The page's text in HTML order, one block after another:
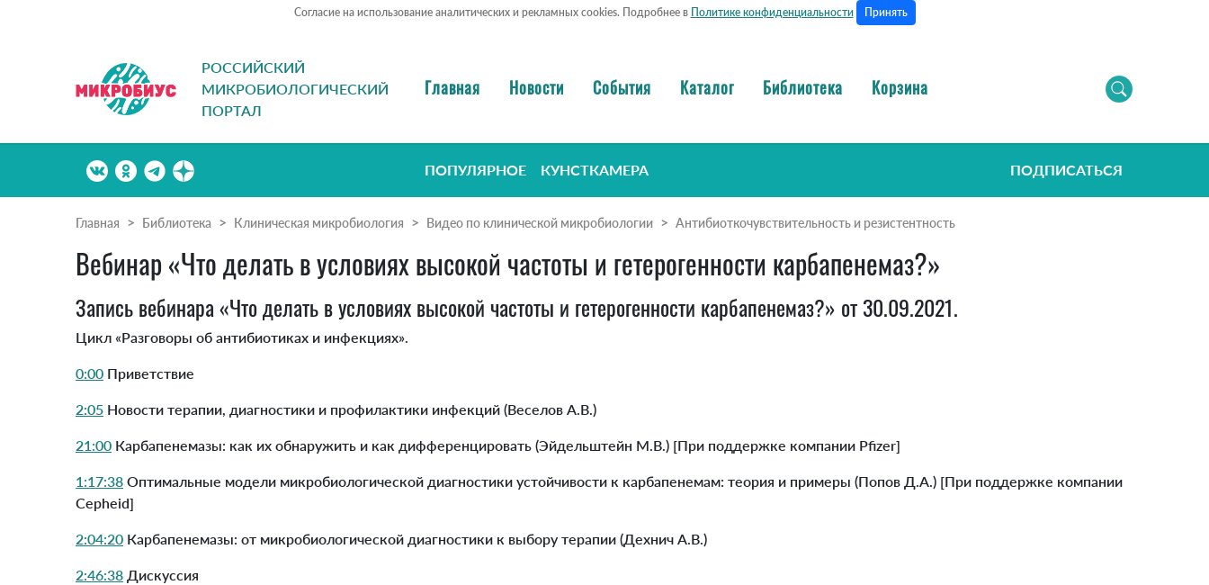
Согласие на использование аналитических и рекламных cookies. Подробнее в Политике конфиденциальности Принять
РОССИЙСКИЙ
МИКРОБИОЛОГИЧЕСКИЙ
ПОРТАЛ
Главная Новости События Каталог Библиотека Корзина
ПОПУЛЯРНОЕ КУНСТКАМЕРА ПОДПИСАТЬСЯ
Главная Библиотека Клиническая микробиология Видео по клинической микробиологии Антибиоткочувствительность и резистентность
Вебинар «Что делать в условиях высокой частоты и гетерогенности карбапенемаз?»
Запись вебинара «Что делать в условиях высокой частоты и гетерогенности карбапенемаз?» от 30.09.2021.
Цикл «Разговоры об антибиотиках и инфекциях».
0:00 Приветствие
2:05 Новости терапии, диагностики и профилактики инфекций (Веселов А.В.)
21:00 Карбапенемазы: как их обнаружить и как дифференцировать (Эйдельштейн М.В.) [При поддержке компании Pfizer]
1:17:38 Оптимальные модели микробиологической диагностики устойчивости к карбапенемам: теория и примеры (Попов Д.А.) [При поддержке компании
Cepheid]
2:04:20 Карбапенемазы: от микробиологической диагностики к выбору терапии (Дехнич А.В.)
2:46:38 Дискуссия